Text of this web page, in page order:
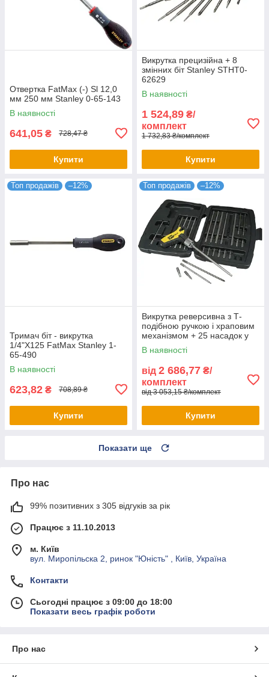
Отвертка FatMax (-) Sl 12,0
мм 250 мм Stanley 0-65-143
В наявності
641,05 ₴ 728,47 ₴
Купити
Викрутка прецизійна + 8
змінних біт Stanley STHT0-
62629
В наявності
1 524,89 ₴/
комплект
1 732,83 ₴/комплект
Купити
Топ продажів –12%
Тримач біт - викрутка
1/4"X125 FatMax Stanley 1-
65-490
В наявності
623,82 ₴ 708,89 ₴
Купити
Топ продажів –12%
Викрутка реверсивна з Т-
подібною ручкою і храповим
механізмом + 25 насадок у
кейсі FatMax Stanley 0-79-
153
В наявності
від 2 686,77 ₴/
комплект
від 3 053,15 ₴/комплект
Купити
Показати ще
Про нас
99% позитивних з 305 відгуків за рік
Працює з 11.10.2013
м. Київ
вул. Миропільска 2, ринок "Юність" , Київ, Україна
Контакти
Сьогодні працює з 09:00 до 18:00
Показати весь графік роботи
Про нас